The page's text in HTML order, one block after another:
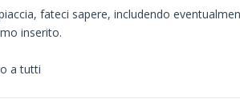
fateci sapere, includendo
inserito.
a tutti